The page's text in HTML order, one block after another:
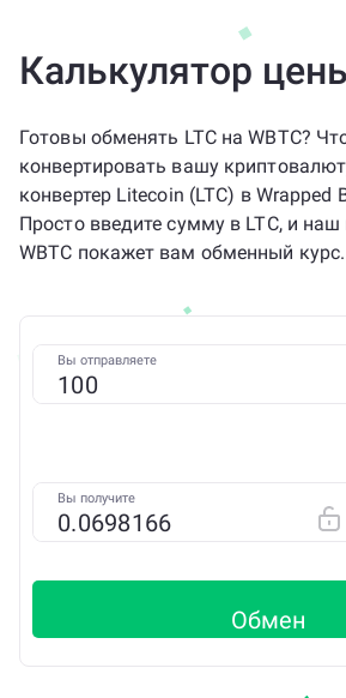
Калькулятор
Готовы обменять LTC на WBTC?
конвертировать вашу
конвертер Litecoin (LTC) в Wrapped
Просто введите сумму в LTC, и наш
WBTC покажет вам обменный курс.
Вы отправляете
Вы получите
Обмен